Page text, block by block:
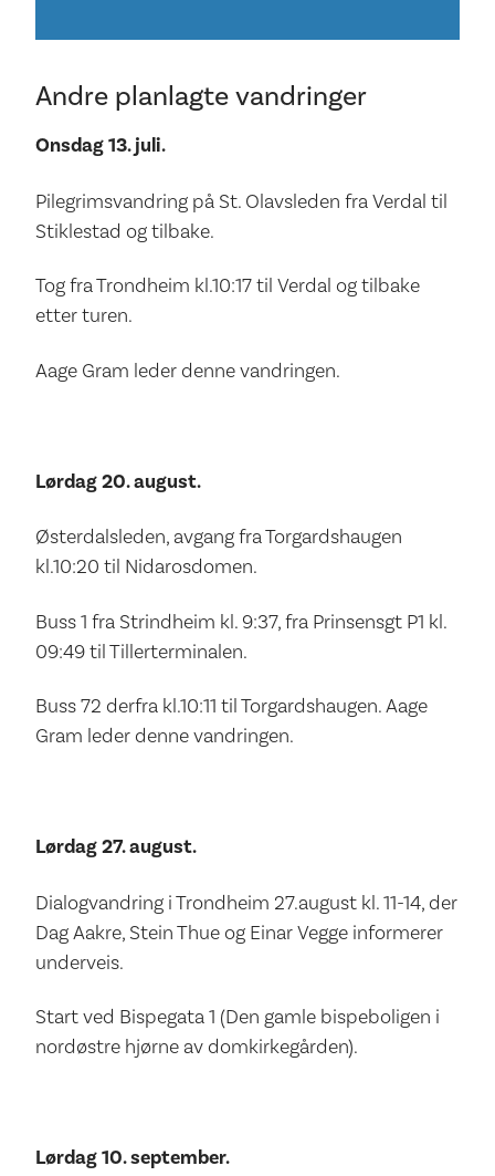
Andre planlagte vandringer
Onsdag 13. juli.
Pilegrimsvandring på St. Olavsleden fra Verdal til
Stiklestad og tilbake.
Tog fra Trondheim kl.10:17 til Verdal og tilbake
etter turen.
Aage Gram leder denne vandringen.
Lørdag 20. august.
Østerdalsleden, avgang fra Torgardshaugen
kl.10:20 til Nidarosdomen.
Buss 1 fra Strindheim kl. 9:37, fra Prinsensgt P1 kl.
09:49 til Tillerterminalen.
Buss 72 derfra kl.10:11 til Torgardshaugen. Aage
Gram leder denne vandringen.
Lørdag 27. august.
Dialogvandring i Trondheim 27.august kl. 11-14, der
Dag Aakre, Stein Thue og Einar Vegge informerer
underveis.
Start ved Bispegata 1 (Den gamle bispeboligen i
nordøstre hjørne av domkirkegården).
Lørdag 10. september.